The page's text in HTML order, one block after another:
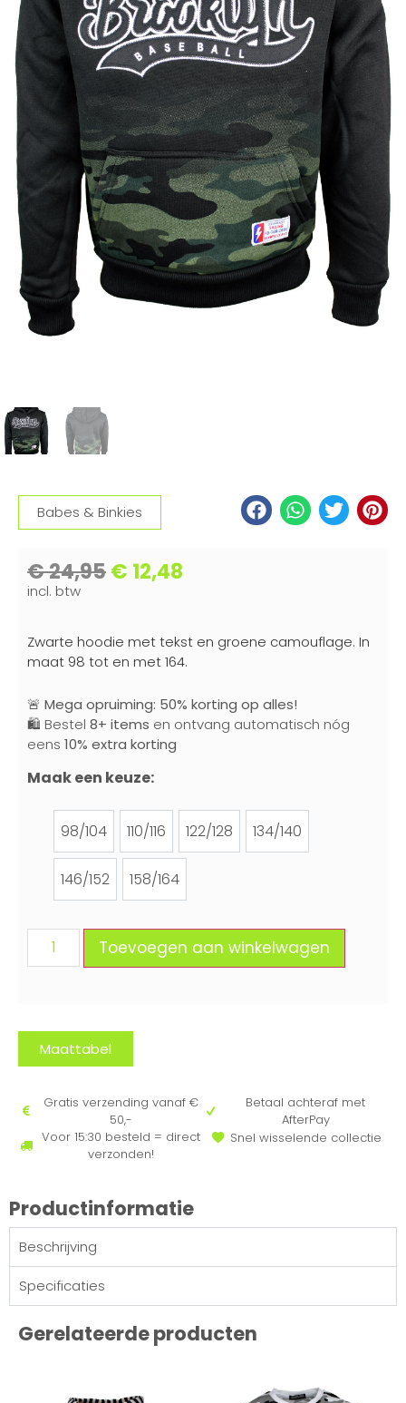
Babes & Binkies
€24,95€ 12,48
incl. btw
Zwarte hoodie met tekst en groene camouflage. In
maat 98 tot en met 164.
🚨 Mega opruiming: 50% korting op alles!
🛍️ Bestel 8+ items en ontvang automatisch nóg
eens 10% extra korting
Maak een keuze:
98/104
98/104
110/116
110/116
122/128
122/128
134/140
134/140
146/152
146/152
158/164
158/164
Toevoegen aan winkelwagen
Maattabel
Gratis verzending vanaf €
50,-
Voor 15:30 besteld = direct
verzonden!
Betaal achteraf met
AfterPay
Snel wisselende collectie
Productinformatie
Beschrijving
Specificaties
Gerelateerde producten